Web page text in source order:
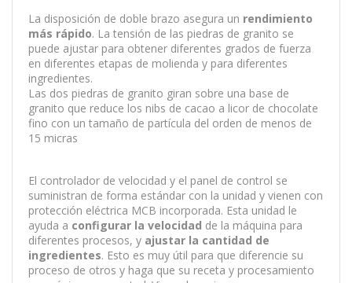
La disposición de doble brazo asegura un rendimiento
más rápido. La tensión de las piedras de granito se
puede ajustar para obtener diferentes grados de fuerza
en diferentes etapas de molienda y para diferentes
ingredientes.
Las dos piedras de granito giran sobre una base de
granito que reduce los nibs de cacao a licor de chocolate
fino con un tamaño de partícula del orden de menos de
15 micras
El controlador de velocidad y el panel de control se
suministran de forma estándar con la unidad y vienen con
protección eléctrica MCB incorporada. Esta unidad le
ayuda a configurar la velocidad de la máquina para
diferentes procesos, y ajustar la cantidad de
ingredientes. Esto es muy útil para que diferencie su
proceso de otros y haga que su receta y procesamiento